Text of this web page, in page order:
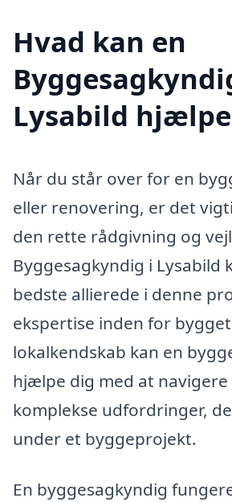
Hvad kan en
Lysabild
Når du står over for en
eller renovering, er det
den rette rådgivning og
Byggesagkyndig i Lysabild
bedste allierede i denne
ekspertise inden for
lokalkendskab kan en
hjælpe dig med at navigere
komplekse udfordringer,
under et byggeprojekt.
En byggesagkyndig